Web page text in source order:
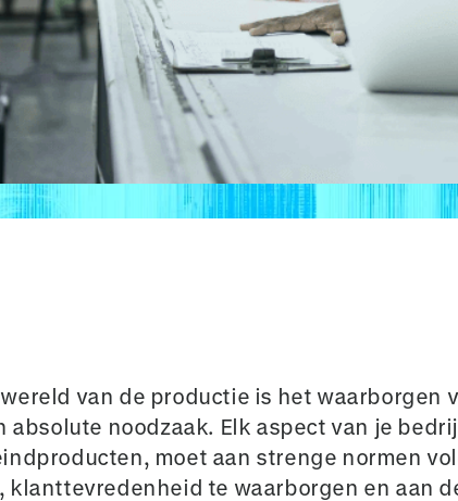
van de productie is het waarborgen
noodzaak. Elk aspect van je
moet aan strenge normen
klanttevredenheid te waarborgen en aan